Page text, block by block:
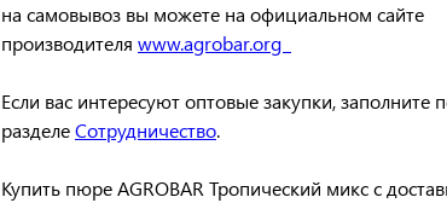
на самовывоз вы можете на официальном сайте
производителя www.agrobar.org
Если вас интересуют оптовые закупки, заполните
разделеСотрудничество.
Купить пюре AGROBAR Тропический микс с